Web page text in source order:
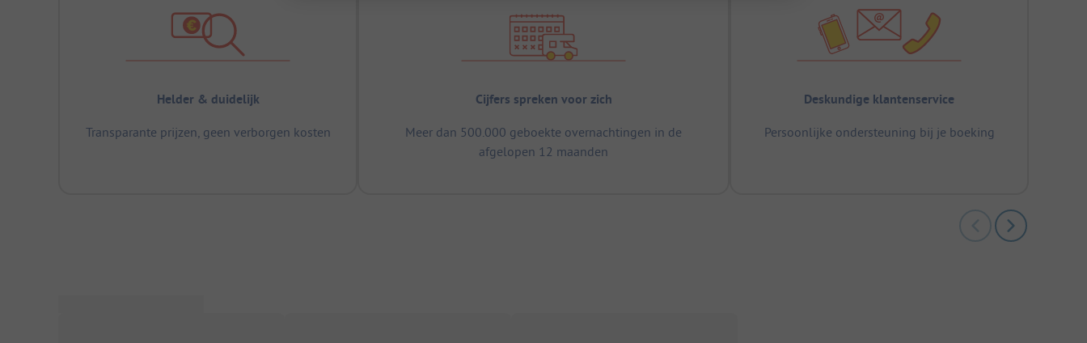
Helder & duidelijk
Transparante prijzen, geen verborgen kosten
Cijfers spreken voor zich
Meer dan 500.000 geboekte overnachtingen in de
afgelopen 12 maanden
Deskundige klantenservice
Persoonlijke ondersteuning bij je boeking